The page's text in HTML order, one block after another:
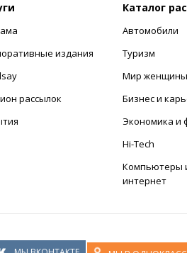
издания
рассылок
Каталог
Автомобили
Туризм
Мир женщины
Бизнес и
Экономика и
Hi-Tech
Компьютеры
интернет